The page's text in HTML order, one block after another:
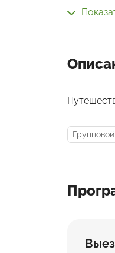
Групповой